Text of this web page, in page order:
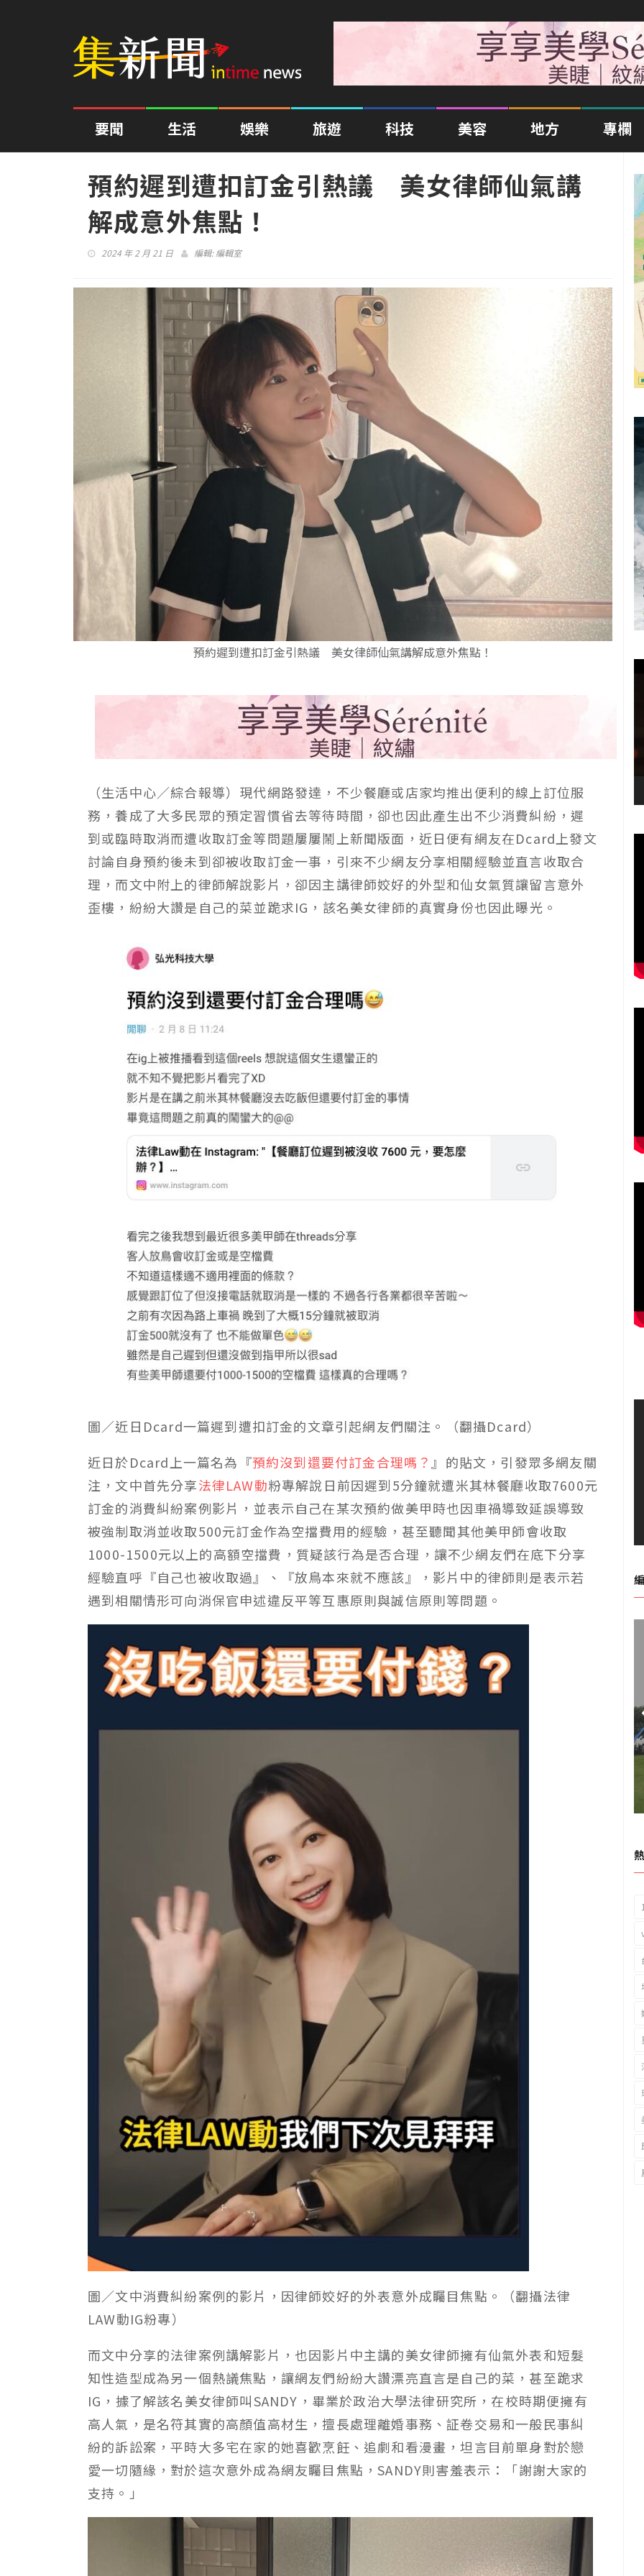
要聞 生活 娛樂 旅遊 科技 美容 地方 專欄
預約遲到遭扣訂金引熱議 美女律師仙氣講
解成意外焦點！
2024 年 2 月 21 日 編輯:編輯室
預約遲到遭扣訂金引熱議 美女律師仙氣講解成意外焦點！
（生活中心／綜合報導）現代網路發達，不少餐廳或店家均推出便利的線上訂位服
務，養成了大多民眾的預定習慣省去等待時間，卻也因此產生出不少消費糾紛，遲
到或臨時取消而遭收取訂金等問題屢屢鬧上新聞版面，近日便有網友在Dcard上發文
討論自身預約後未到卻被收取訂金一事，引來不少網友分享相關經驗並直言收取合
理，而文中附上的律師解說影片，卻因主講律師姣好的外型和仙女氣質讓留言意外
歪樓，紛紛大讚是自己的菜並跪求IG，該名美女律師的真實身份也因此曝光。
圖／近日Dcard一篇遲到遭扣訂金的文章引起網友們關注。（翻攝Dcard）
近日於Dcard上一篇名為『預約沒到還要付訂金合理嗎？ 』的貼文，引發眾多網友關
注，文中首先分享法律LAW動粉專解說日前因遲到5分鐘就遭米其林餐廳收取7600元
訂金的消費糾紛案例影片，並表示自己在某次預約做美甲時也因車禍導致延誤導致
被強制取消並收取500元訂金作為空擋費用的經驗，甚至聽聞其他美甲師會收取
1000-1500元以上的高額空擋費，質疑該行為是否合理，讓不少網友們在底下分享
經驗直呼『自己也被收取過』、『放鳥本來就不應該』，影片中的律師則是表示若
遇到相關情形可向消保官申述違反平等互惠原則與誠信原則等問題。
圖／文中消費糾紛案例的影片，因律師姣好的外表意外成矚目焦點。（翻攝法律
LAW動IG粉專）
而文中分享的法律案例講解影片，也因影片中主講的美女律師擁有仙氣外表和短髮
知性造型成為另一個熱議焦點，讓網友們紛紛大讚漂亮直言是自己的菜，甚至跪求
IG，據了解該名美女律師叫SANDY，畢業於政治大學法律研究所，在校時期便擁有
高人氣，是名符其實的高顏值高材生，擅長處理離婚事務、証卷交易和一般民事糾
紛的訴訟案，平時大多宅在家的她喜歡烹飪、追劇和看漫畫，坦言目前單身對於戀
愛一切隨緣，對於這次意外成為網友矚目焦點，SANDY則害羞表示：「謝謝大家的
支持。」